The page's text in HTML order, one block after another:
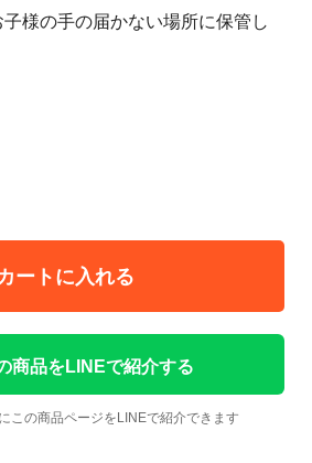
子様の手の届かない場所に保管し
ートに入れる
商品をLINEで紹介する
この商品ページをLINEで紹介できます